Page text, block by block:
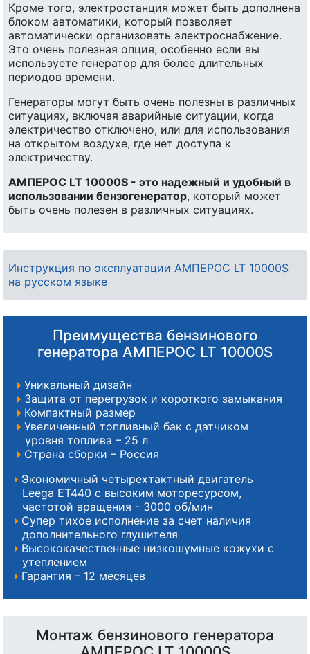
Кроме того, электростанция может быть дополнена
блоком автоматики, который позволяет
автоматически организовать электроснабжение.
Это очень полезная опция, особенно если вы
используете генератор для более длительных
периодов времени.
Генераторы могут быть очень полезны в различных
ситуациях, включая аварийные ситуации, когда
электричество отключено, или для использования
на открытом воздухе, где нет доступа к
электричеству.
АМПЕРОС LT 10000S - это надежный и удобный в
использовании бензогенератор, который может
быть очень полезен в различных ситуациях.
Инструкция по эксплуатации АМПЕРОС LT 10000S
на русском языке
Преимущества бензинового
генератора АМПЕРОС LT 10000S
Уникальный дизайн
Защита от перегрузок и короткого замыкания
Компактный размер
Увеличенный топливный бак с датчиком
уровня топлива – 25 л
Страна сборки – Россия
Экономичный четырехтактный двигатель
Leega ET440 с высоким моторесурсом,
частотой вращения - 3000 об/мин
Супер тихое исполнение за счет наличия
дополнительного глушителя
Высококачественные низкошумные кожухи с
утеплением
Гарантия – 12 месяцев
Монтаж бензинового генератора